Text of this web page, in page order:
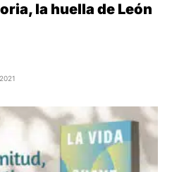
la huella de León